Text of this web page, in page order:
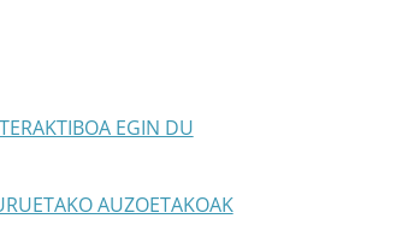
EGIN DU
AUZOETAKOAK